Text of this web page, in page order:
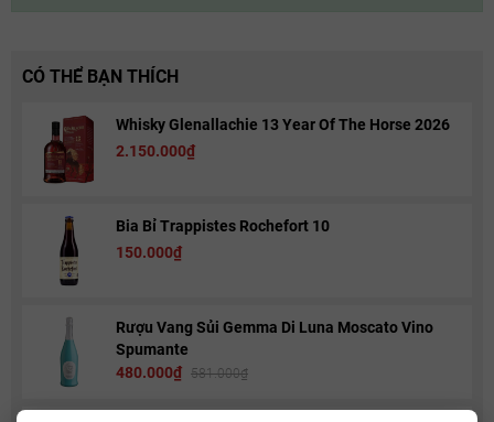
CÓ THỂ BẠN THÍCH
Whisky Glenallachie 13 Year Of The Horse 2026
2.150.000₫
Bia Bỉ Trappistes Rochefort 10
150.000₫
Rượu Vang Sủi Gemma Di Luna Moscato Vino
Spumante
480.000₫ 581.000₫